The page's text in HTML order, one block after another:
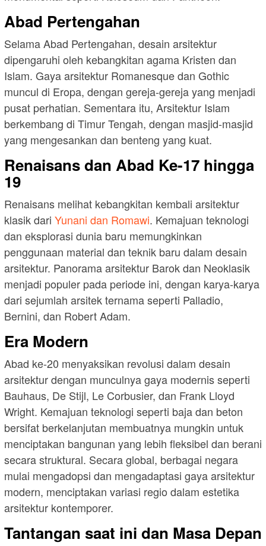
Abad Pertengahan
Selama Abad Pertengahan, desain arsitektur
dipengaruhi oleh kebangkitan agama Kristen dan
Islam. Gaya arsitektur Romanesque dan Gothic
muncul di Eropa, dengan gereja-gereja yang menjadi
pusat perhatian. Sementara itu, Arsitektur Islam
berkembang di Timur Tengah, dengan masjid-masjid
yang mengesankan dan benteng yang kuat.
Renaisans dan Abad Ke-17 hingga
19
Renaisans melihat kebangkitan kembali arsitektur
klasik dari Yunani dan Romawi. Kemajuan teknologi
dan eksplorasi dunia baru memungkinkan
penggunaan material dan teknik baru dalam desain
arsitektur. Panorama arsitektur Barok dan Neoklasik
menjadi populer pada periode ini, dengan karya-karya
dari sejumlah arsitek ternama seperti Palladio,
Bernini, dan Robert Adam.
Era Modern
Abad ke-20 menyaksikan revolusi dalam desain
arsitektur dengan munculnya gaya modernis seperti
Bauhaus, De Stijl, Le Corbusier, dan Frank Lloyd
Wright. Kemajuan teknologi seperti baja dan beton
bersifat berkelanjutan membuatnya mungkin untuk
menciptakan bangunan yang lebih fleksibel dan berani
secara struktural. Secara global, berbagai negara
mulai mengadopsi dan mengadaptasi gaya arsitektur
modern, menciptakan variasi regio dalam estetika
arsitektur kontemporer.
Tantangan saat ini dan Masa Depan